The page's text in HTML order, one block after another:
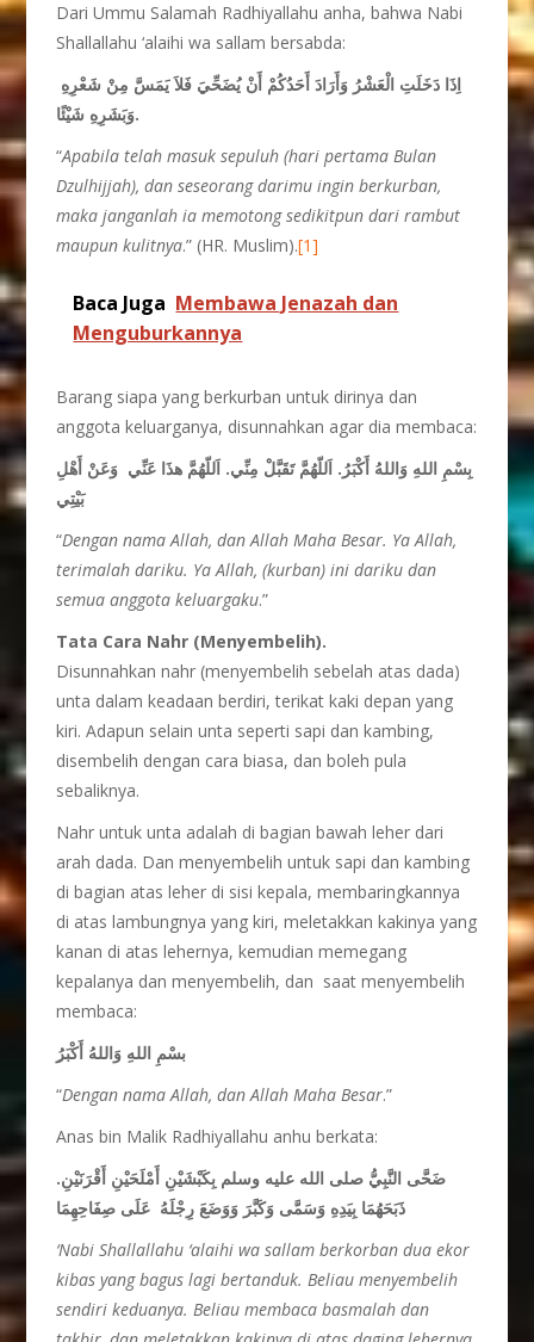
Dari Ummu Salamah Radhiyallahu anha, bahwa Nabi
Shallallahu ‘alaihi wa sallam bersabda:
اِذَا دَخَلَتِ الْعَشْرُ وَأَرَادَ أَحَدُكُمْ أَنْ يُضَحِّيَ فَلاَ يَمَسَّ مِنْ شَعْرِهِ
وَبَشَرِهِ شَيْئًا.
“Apabila telah masuk sepuluh (hari pertama Bulan
Dzulhijjah), dan seseorang darimu ingin berkurban,
maka janganlah ia memotong sedikitpun dari rambut
maupun kulitnya.” (HR. Muslim).[1]
Baca Juga Membawa Jenazah dan
Menguburkannya
Barang siapa yang berkurban untuk dirinya dan
anggota keluarganya, disunnahkan agar dia membaca:
بِسْمِ اللهِ وَاللهُ أَكْبَرُ. اَللّهُمَّ تَقَبَّلْ مِنِّي. اَللّهُمَّ هذَا عَنِّي وَعَنْ أَهْلِ
بَيْتِي
“Dengan nama Allah, dan Allah Maha Besar. Ya Allah,
terimalah dariku. Ya Allah, (kurban) ini dariku dan
semua anggota keluargaku.”
Tata Cara Nahr (Menyembelih).
Disunnahkan nahr (menyembelih sebelah atas dada)
unta dalam keadaan berdiri, terikat kaki depan yang
kiri. Adapun selain unta seperti sapi dan kambing,
disembelih dengan cara biasa, dan boleh pula
sebaliknya.
Nahr untuk unta adalah di bagian bawah leher dari
arah dada. Dan menyembelih untuk sapi dan kambing
di bagian atas leher di sisi kepala, membaringkannya
di atas lambungnya yang kiri, meletakkan kakinya yang
kanan di atas lehernya, kemudian memegang
kepalanya dan menyembelih, dan saat menyembelih
membaca:
ِبسْمِ اللهِ وَاللهُ أَكْبَرُ
“Dengan nama Allah, dan Allah Maha Besar.”
Anas bin Malik Radhiyallahu anhu berkata:
ضَحَّى النَّبِيُّ صلى الله عليه وسلم بِكَبْشَيْنِ أَمْلَحَيْنِ أَقْرَنَيْنِ.
ذَبَحَهُمَا بِيَدِهِ وَسَمَّى وَكَبَّرَ وَوَضَعَ رِجْلَهُ عَلَى صِفَاحِهِمَا
‘NabiShallallahu ‘alaihi wa sallam berkorban dua ekor
kibas yang bagus lagi bertanduk. Beliau menyembelih
sendiri keduanya. Beliau membaca basmalah dan